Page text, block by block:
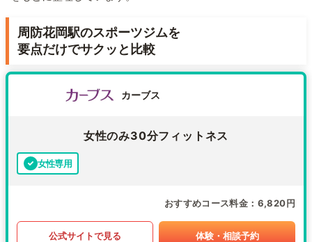
周防花岡駅のスポーツジムを
要点だけでサクッと比較
カーブス
女性のみ30分フィットネス
女性専用
おすすめコース料金 6,820円
公式サイトで見る 体験・相談予約